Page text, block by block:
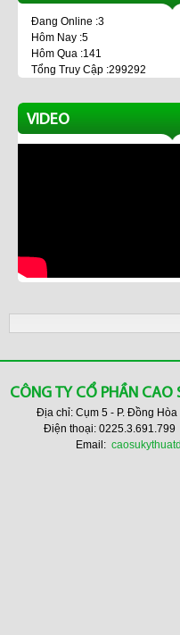
Đang Online :3
Hôm Nay :5
Hôm Qua :141
Tổng Truy Cập :299292
VIDEO
CÔNG TY CỔ PHẦN
Địa chỉ: Cụm 5 - P. Đồng Hòa
Điện thoại:
Email: